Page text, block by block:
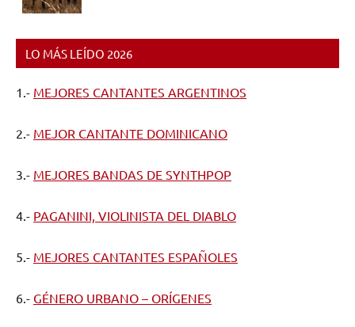
LO MÁS LEÍDO 2026
1.- MEJORES CANTANTES ARGENTINOS
2.- MEJOR CANTANTE DOMINICANO
3.- MEJORES BANDAS DE SYNTHPOP
4.- PAGANINI, VIOLINISTA DEL DIABLO
5.- MEJORES CANTANTES ESPAÑOLES
6.- GÉNERO URBANO – ORÍGENES